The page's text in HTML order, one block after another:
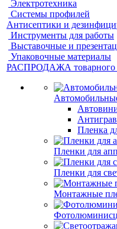
Электротехника
Системы профилей
Антисептики и
Инструменты для работы
Выставочные и
Упаковочные материалы
РАСПРОДАЖА товарного
Пленка
Пленки для
Пленки для
Монтажные